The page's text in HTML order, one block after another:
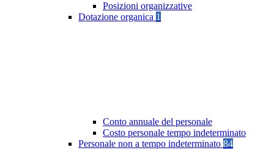
Posizioni organizzative
Dotazione organica 1
Conto annuale del personale
Costo personale tempo indeterminato
Personale non a tempo indeterminato 84